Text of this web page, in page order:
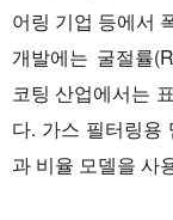
어링 기업 등에서
개발에는 굴절률
코팅 산업에서는
다. 가스 필터링용
과 비율 모델을 사